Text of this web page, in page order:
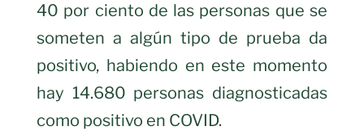
40 por ciento de las personas que se
someten a algún tipo de prueba da
positivo, habiendo en este momento
hay 14.680 personas diagnosticadas
como positivo en COVID.